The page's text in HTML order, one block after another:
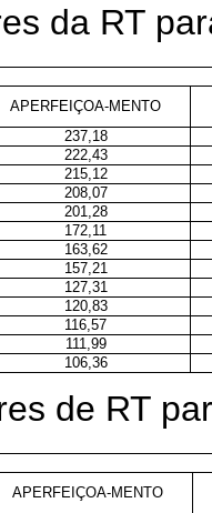
da RT
APERFEIÇOA-MENTO
237,18
222,43
215,12
208,07
201,28
172,11
163,62
157,21
127,31
120,83
116,57
111,99
106,36
de RT
APERFEIÇOA-MENTO